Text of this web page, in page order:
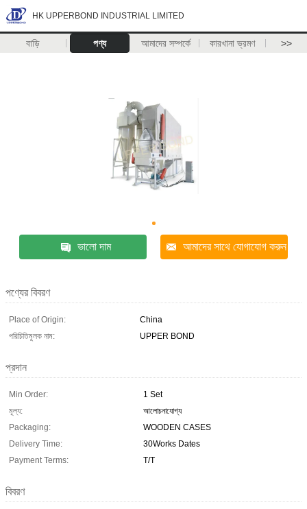
HK UPPERBOND INDUSTRIAL LIMITED
বাড়ি পণ্য আমাদের সম্পর্কে কারখানা ভ্রমণ >>
ভালো দাম আমাদের সাথে যোগাযোগ করুন
পণ্যের বিবরণ
Place of Origin:
China
পরিচিতিমুলক নাম:
UPPER BOND
প্রদান
Min Order:
1 Set
মূল্য:
আলোচনাযোগ্য
Packaging:
WOODEN CASES
Delivery Time:
30Works Dates
Payment Terms:
T/T
বিবরণ